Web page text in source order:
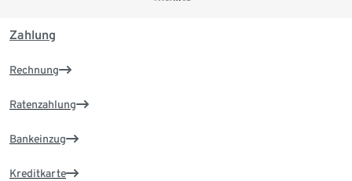
Zahlung
Rechnung
Ratenzahlung
Bankeinzug
Kreditkarte